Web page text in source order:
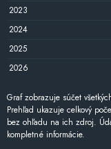
2023
2024
2025
2026
Graf zobrazuje súčet
Prehľad ukazuje celkový
bez ohľadu na ich zdroj.
kompletné informácie.